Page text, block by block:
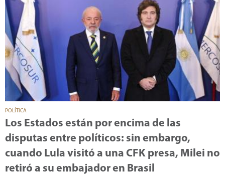
POLÍTICA
Los Estados están por encima de las
disputas entre políticos: sin embargo,
cuando Lula visitó a una CFK presa, Milei no
retiró a su embajador en Brasil